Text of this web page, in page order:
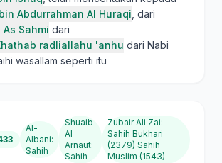
Abdurrahman Al Huraqi , dari
Sahmi dari
radliallahu 'anhu dari Nabi
wasallam seperti itu
Al-
Albani:
Sahih
Shuaib
Al
Arnaut:
Sahih
Zubair Ali Zai:
Sahih Bukhari
(2379) Sahih
Muslim (1543)